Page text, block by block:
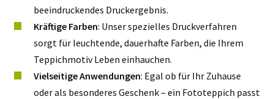
beeindruckendes Druckergebnis.
Kräftige Farben: Unser spezielles Druckverfahren
sorgt für leuchtende, dauerhafte Farben, die Ihrem
Teppichmotiv Leben einhauchen.
Vielseitige Anwendungen: Egal ob für Ihr Zuhause
oder als besonderes Geschenk – ein Fototeppich passt